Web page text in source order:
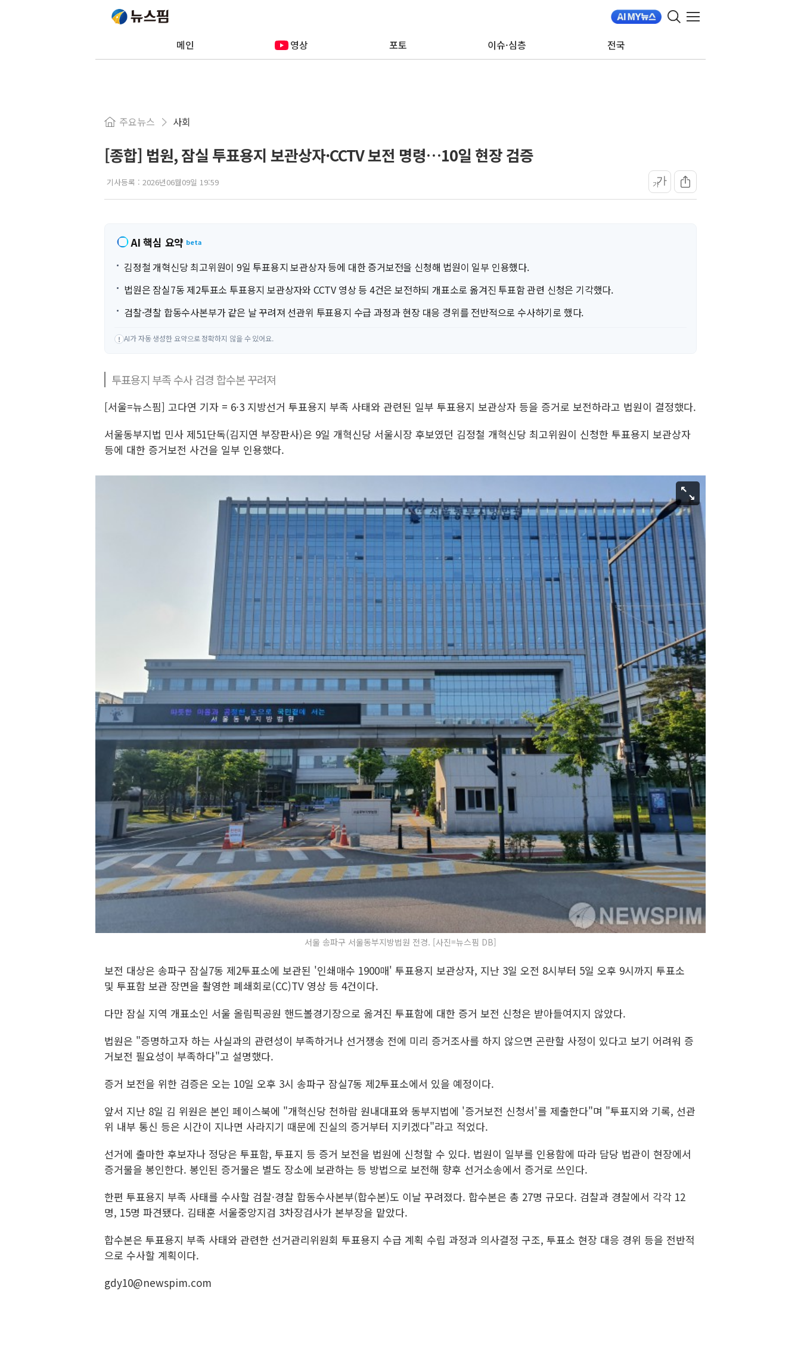
메인 영상 포토 이슈·심층 전국
주요뉴스 사회
[종합] 법원, 잠실 투표용지 보관상자·CCTV 보전 명령…10일 현장 검증
기사등록 : 2026년06월09일 19:59 가가
AI 핵심 요약 beta
김정철 개혁신당 최고위원이 9일 투표용지 보관상자 등에 대한 증거보전을 신청해 법원이 일부 인용했다.
법원은 잠실7동 제2투표소 투표용지 보관상자와 CCTV 영상 등 4건은 보전하되 개표소로 옮겨진 투표함 관련 신청은 기각했다.
검찰·경찰 합동수사본부가 같은 날 꾸려져 선관위 투표용지 수급 과정과 현장 대응 경위를 전반적으로 수사하기로 했다.
! AI가 자동 생성한 요약으로 정확하지 않을 수 있어요.
투표용지 부족 수사 검경 합수본 꾸려져
[서울=뉴스핌] 고다연 기자 = 6·3 지방선거 투표용지 부족 사태와 관련된 일부 투표용지 보관상자 등을 증거로 보전하라고 법원이 결정했다.
서울동부지법 민사 제51단독(김지연 부장판사)은 9일 개혁신당 서울시장 후보였던 김정철 개혁신당 최고위원이 신청한 투표용지 보관상자
등에 대한 증거보전 사건을 일부 인용했다.
서울 송파구 서울동부지방법원 전경. [사진=뉴스핌 DB]
보전 대상은 송파구 잠실7동 제2투표소에 보관된 '인쇄매수 1900매' 투표용지 보관상자, 지난 3일 오전 8시부터 5일 오후 9시까지 투표소
및 투표함 보관 장면을 촬영한 폐쇄회로(CC)TV 영상 등 4건이다.
다만 잠실 지역 개표소인 서울 올림픽공원 핸드볼경기장으로 옮겨진 투표함에 대한 증거 보전 신청은 받아들여지지 않았다.
법원은 "증명하고자 하는 사실과의 관련성이 부족하거나 선거쟁송 전에 미리 증거조사를 하지 않으면 곤란할 사정이 있다고 보기 어려워 증
거보전 필요성이 부족하다"고 설명했다.
증거 보전을 위한 검증은 오는 10일 오후 3시 송파구 잠실7동 제2투표소에서 있을 예정이다.
앞서 지난 8일 김 위원은 본인 페이스북에 "개혁신당 천하람 원내대표와 동부지법에 '증거보전 신청서'를 제출한다"며 "투표지와 기록, 선관
위 내부 통신 등은 시간이 지나면 사라지기 때문에 진실의 증거부터 지키겠다"라고 적었다.
선거에 출마한 후보자나 정당은 투표함, 투표지 등 증거 보전을 법원에 신청할 수 있다. 법원이 일부를 인용함에 따라 담당 법관이 현장에서
증거물을 봉인한다. 봉인된 증거물은 별도 장소에 보관하는 등 방법으로 보전해 향후 선거소송에서 증거로 쓰인다.
한편 투표용지 부족 사태를 수사할 검찰·경찰 합동수사본부(합수본)도 이날 꾸려졌다. 합수본은 총 27명 규모다. 검찰과 경찰에서 각각 12
명, 15명 파견됐다. 김태훈 서울중앙지검 3차장검사가 본부장을 맡았다.
합수본은 투표용지 부족 사태와 관련한 선거관리위원회 투표용지 수급 계획 수립 과정과 의사결정 구조, 투표소 현장 대응 경위 등을 전반적
으로 수사할 계획이다.
gdy10@newspim.com